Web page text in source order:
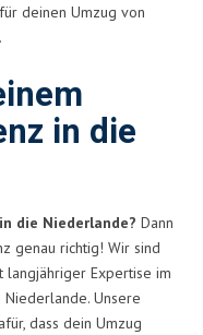
deinen Umzug von
in die
die Niederlande? Dann
genau richtig! Wir sind
langjähriger Expertise im
Niederlande. Unsere
dass dein Umzug